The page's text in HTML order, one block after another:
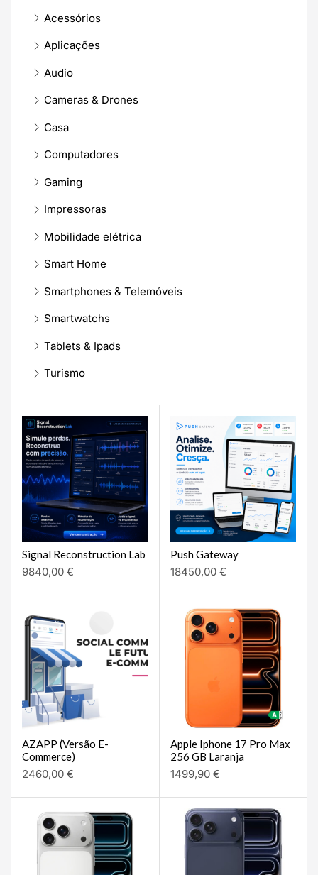
Acessórios
Aplicações
Audio
Cameras & Drones
Casa
Computadores
Gaming
Impressoras
Mobilidade elétrica
Smart Home
Smartphones & Telemóveis
Smartwatchs
Tablets & Ipads
Turismo
Signal Reconstruction Lab
9840,00 €
Push Gateway
18450,00 €
AZAPP (Versão E-
Commerce)
2460,00 €
Apple Iphone 17 Pro Max
256 GB Laranja
1499,90 €